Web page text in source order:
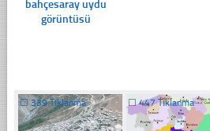
bahçesaray uydu
görüntüsü
☐339 Tıklanma ☐447 Tıklanma